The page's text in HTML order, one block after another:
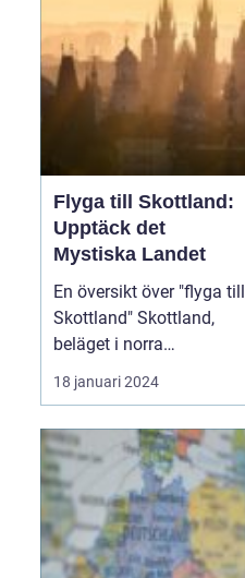
Flyga till Skottland:
Upptäck det
Mystiska Landet
En översikt över "flyga till
Skottland" Skottland,
beläget i norra
Storbritannien, är känt
för sin rika historia,
kultur. Att flyga till
Skottland är ett bekvämt
och snabbt sätt att ta sig
till denna fascinerande
destination. ...
18 januari 2024